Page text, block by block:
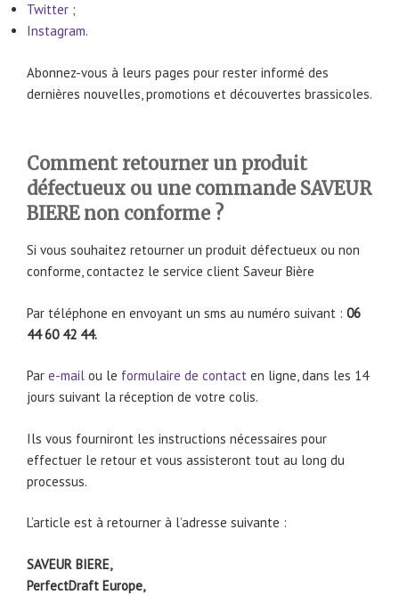
Twitter ;
Instagram.
Abonnez-vous à leurs pages pour rester informé des
dernières nouvelles, promotions et découvertes brassicoles.
Comment retourner un produit
défectueux ou une commande SAVEUR
BIERE non conforme ?
Si vous souhaitez retourner un produit défectueux ou non
conforme, contactez le service client Saveur Bière
Par téléphone en envoyant un sms au numéro suivant : 06
44 60 42 44.
Par e-mail ou le formulaire de contact en ligne, dans les 14
jours suivant la réception de votre colis.
Ils vous fourniront les instructions nécessaires pour
effectuer le retour et vous assisteront tout au long du
processus.
L’article est à retourner à l’adresse suivante :
SAVEUR BIERE,
PerfectDraft Europe,